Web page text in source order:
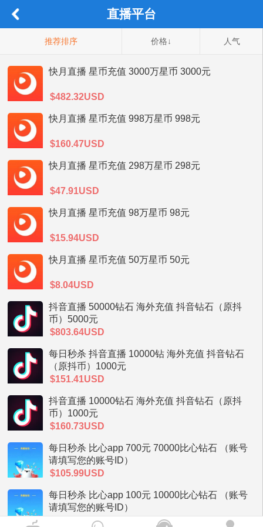
直播平台
推荐排序 价格↓ 人气
快月直播 星币充值 3000万星币 3000元
$482.32USD
快月直播 星币充值 998万星币 998元
$160.47USD
快月直播 星币充值 298万星币 298元
$47.91USD
快月直播 星币充值 98万星币 98元
$15.94USD
快月直播 星币充值 50万星币 50元
$8.04USD
抖音直播 50000钻石 海外充值 抖音钻石（原抖
币）5000元
$803.64USD
每日秒杀 抖音直播 10000钻 海外充值 抖音钻石
（原抖币）1000元
$151.41USD
抖音直播 10000钻石 海外充值 抖音钻石（原抖
币）1000元
$160.73USD
每日秒杀 比心app 700元 70000比心钻石 （账号
请填写您的账号ID）
$105.99USD
每日秒杀 比心app 100元 10000比心钻石 （账号
请填写您的账号ID）
$15.15USD